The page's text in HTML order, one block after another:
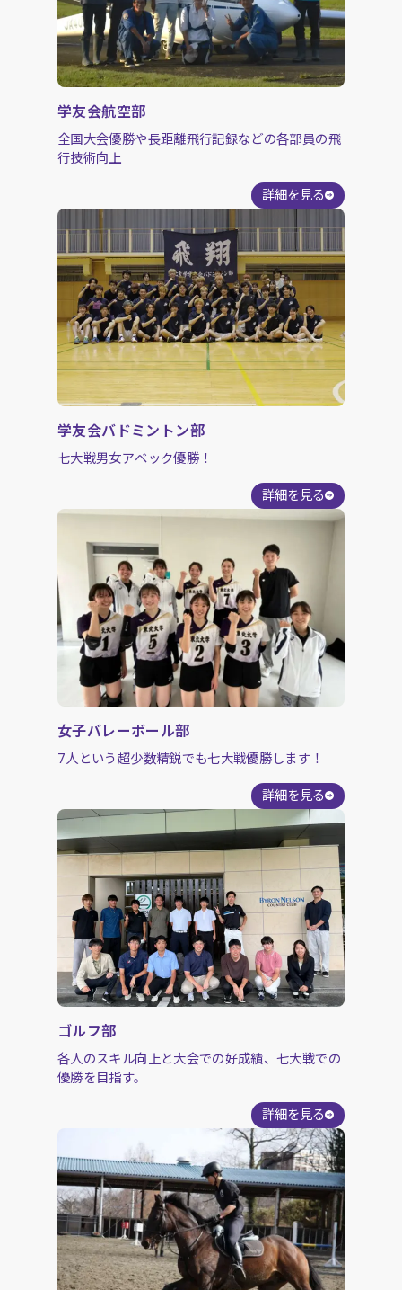
学友会航空部
全国大会優勝や長距離飛行記録などの各部員の飛
行技術向上
詳細を見る
学友会バドミントン部
七大戦男女アベック優勝！
詳細を見る
女子バレーボール部
7人という超少数精鋭でも七大戦優勝します！
詳細を見る
ゴルフ部
各人のスキル向上と大会での好成績、七大戦での
優勝を目指す。
詳細を見る